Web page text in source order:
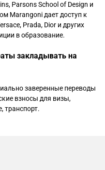
Parsons School of Design и
Marangoni дает доступ к
Prada, Dior и других
в образование.
закладывать на
заверенные переводы
взносы для визы,
транспорт.